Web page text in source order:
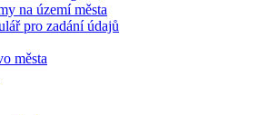
na území města
pro zadání údajů
města